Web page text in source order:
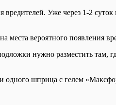
Уже через 1-2 суток
вероятного появления
нужно разместить там,
одного шприца с гелем